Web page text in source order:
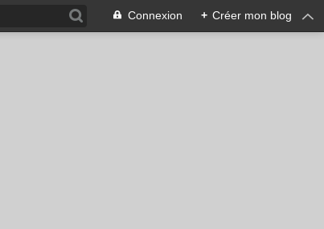
Connexion + Créer mon blog